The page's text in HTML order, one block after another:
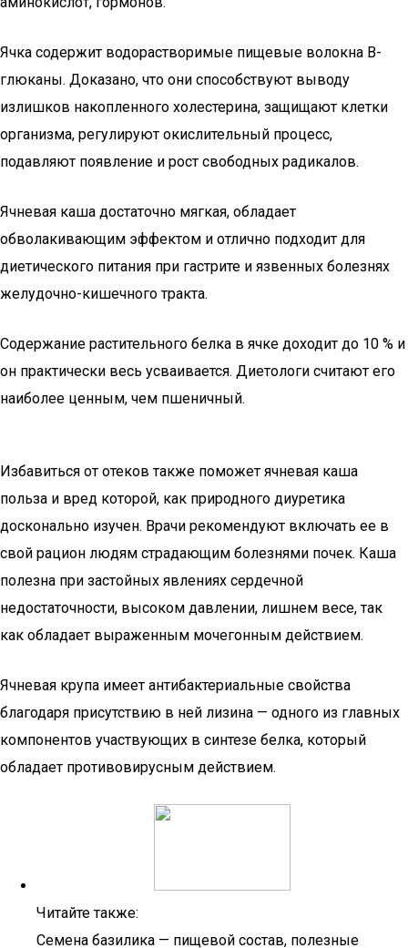
Ячка содержит водорастворимые пищевые волокна В-
глюканы. Доказано, что они способствуют выводу
излишков накопленного холестерина, защищают клетки
организма, регулируют окислительный процесс,
подавляют появление и рост свободных радикалов.
Ячневая каша достаточно мягкая, обладает
обволакивающим эффектом и отлично подходит для
диетического питания при гастрите и язвенных болезнях
желудочно-кишечного тракта.
Содержание растительного белка в ячке доходит до 10 % и
он практически весь усваивается. Диетологи считают его
наиболее ценным, чем пшеничный.
Избавиться от отеков также поможет ячневая каша
польза и вред которой, как природного диуретика
досконально изучен. Врачи рекомендуют включать ее в
свой рацион людям страдающим болезнями почек. Каша
полезна при застойных явлениях сердечной
недостаточности, высоком давлении, лишнем весе, так
как обладает выраженным мочегонным действием.
Ячневая крупа имеет антибактериальные свойства
благодаря присутствию в ней лизина — одного из главных
компонентов участвующих в синтезе белка, который
обладает противовирусным действием.
Читайте также:
Семена базилика — пищевой состав, полезные